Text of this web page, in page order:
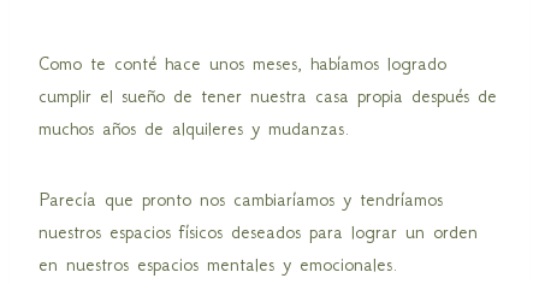
Como te conté hace unos meses, habíamos logrado
cumplir el sueño de tener nuestra casa propia después de
muchos años de alquileres y mudanzas.
Parecía que pronto nos cambiaríamos y tendríamos
nuestros espacios físicos deseados para lograr un orden
en nuestros espacios mentales y emocionales.